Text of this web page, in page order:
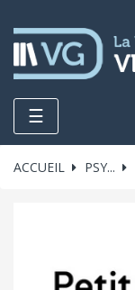
Toggle
navigation
☰
ACCUEIL PSY...